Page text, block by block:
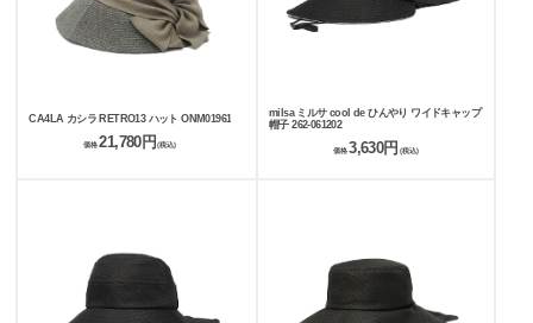
CA4LA カシラ RETRO13 ハット ONM01961
価格 21,780円 (税込)
milsa ミルサ cool de ひんやり ワイドキャップ
帽子 262-061202
価格3,630円 (税込)